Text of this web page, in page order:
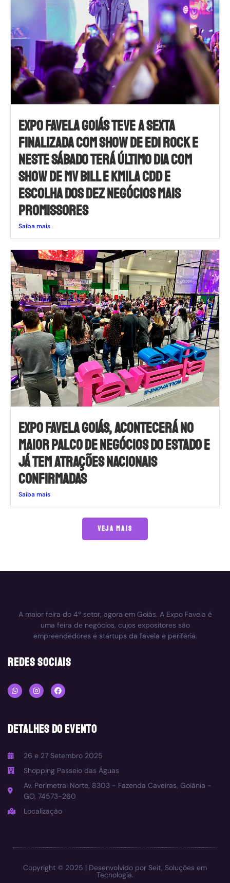
EXPO FAVELA GOIÁS TEVE A SEXTA
FINALIZADA COM SHOW DE EDI ROCK E
NESTE SÁBADO TERÁ ÚLTIMO DIA COM
SHOW DE MV BILL E KMILA CDD E
ESCOLHA DOS DEZ NEGÓCIOS MAIS
PROMISSORES
Saiba mais
EXPO FAVELA GOIÁS, ACONTECERÁ NO
MAIOR PALCO DE NEGÓCIOS DO ESTADO E
JÁ TEM ATRAÇÕES NACIONAIS
CONFIRMADAS
Saiba mais
VEJA MAIS
A maior feira do 4º setor, agora em Goiás. A Expo Favela é
uma feira de negócios, cujos expositores são
empreendedores e startups da favela e periferia.
redes sociais
DETALHES DO EVENTO
26 e 27 Setembro 2025
Shopping Passeio das Águas
Av. Perimetral Norte, 8303 - Fazenda Caveiras, Goiânia -
GO, 74573-260
Localização
Copyright © 2025 | Desenvolvido por Seit, Soluções em
Tecnologia.